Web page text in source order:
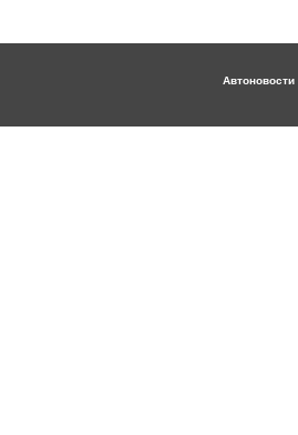
Автоновости